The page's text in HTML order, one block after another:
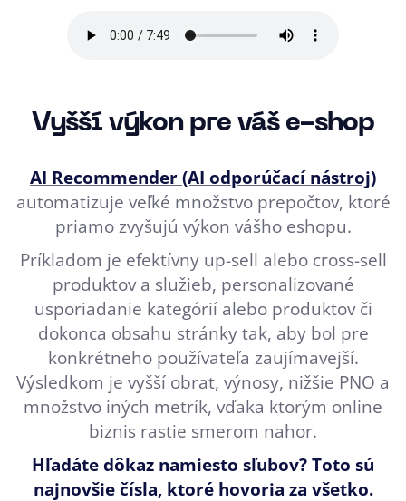
Vyšší výkon pre váš e-shop
AI Recommender (AI odporúčací nástroj)
automatizuje veľké množstvo prepočtov, ktoré
priamo zvyšujú výkon vášho eshopu.
Príkladom je efektívny up-sell alebo cross-sell
produktov a služieb, personalizované
usporiadanie kategórií alebo produktov či
dokonca obsahu stránky tak, aby bol pre
konkrétneho používateľa zaujímavejší.
Výsledkom je vyšší obrat, výnosy, nižšie PNO a
množstvo iných metrík, vďaka ktorým online
biznis rastie smerom nahor.
Hľadáte dôkaz namiesto sľubov? Toto sú
najnovšie čísla, ktoré hovoria za všetko.